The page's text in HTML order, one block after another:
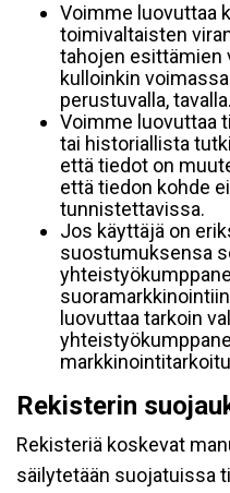
Voimme luovuttaa
toimivaltaisten
tahojen esittämien
kulloinkin
perustuvalla, tavalla.
Voimme luovuttaa
tai historiallista
että tiedot on
että tiedon kohde
tunnistettavissa.
Jos käyttäjä on
suostumuksensa
luovuttaa tarkoin
Rekisterin
Rekisteriä koskevat
säilytetään suojatuissa